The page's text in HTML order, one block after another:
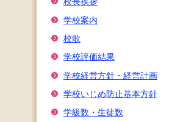
学校案内
校歌
学校評価結果
学校経営方針・経営計画
学校いじめ防止基本方針
学級数・生徒数